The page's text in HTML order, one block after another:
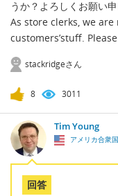
うか？よろしくお願い申
As store clerks, we
customers’stuff.
stackridgeさん
8 3011
Tim Young
アメリカ合衆国
回答